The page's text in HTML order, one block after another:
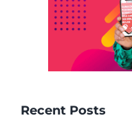
Recent Posts